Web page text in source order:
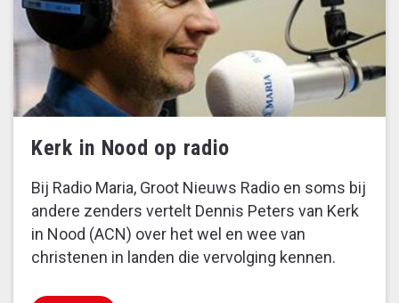
Kerk in Nood op radio
Bij Radio Maria, Groot Nieuws Radio en soms bij
andere zenders vertelt Dennis Peters van Kerk
in Nood (ACN) over het wel en wee van
christenen in landen die vervolging kennen.